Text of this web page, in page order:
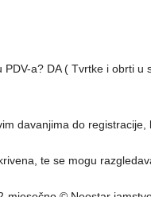
PDV-a? DA ( Tvrtke i obrti
davanjima do
te se mogu